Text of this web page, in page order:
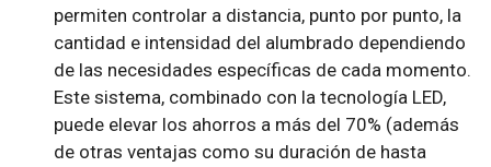
permiten controlar a distancia, punto por punto, la
cantidad e intensidad del alumbrado dependiendo
de las necesidades específicas de cada momento.
Este sistema, combinado con la tecnología LED,
puede elevar los ahorros a más del 70% (además
de otras ventajas como su duración de hasta